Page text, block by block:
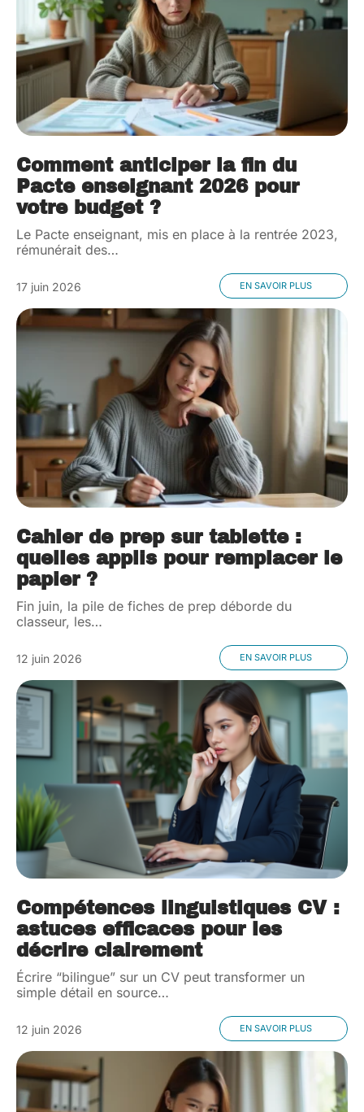
Comment anticiper la fin du
Pacte enseignant 2026 pour
votre budget ?
Le Pacte enseignant, mis en place à la rentrée 2023,
rémunérait des…
17 juin 2026 EN SAVOIR PLUS
Cahier de prep sur tablette :
quelles applis pour remplacer le
papier ?
Fin juin, la pile de fiches de prep déborde du
classeur, les…
12 juin 2026 EN SAVOIR PLUS
Compétences linguistiques CV :
astuces efficaces pour les
décrire clairement
Écrire “bilingue” sur un CV peut transformer un
simple détail en source…
12 juin 2026 EN SAVOIR PLUS